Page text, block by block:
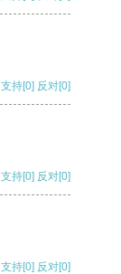
支持[0] 反对[0]
支持[0] 反对[0]
支持[0] 反对[0]